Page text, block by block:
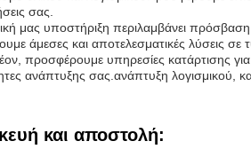
σας.
μας υποστήριξη περιλαμβάνει
άμεσες και αποτελεσματικές λύσεις σε
προσφέρουμε υπηρεσίες κατάρτισης
ανάπτυξης σας.ανάπτυξη
και αποστολή: